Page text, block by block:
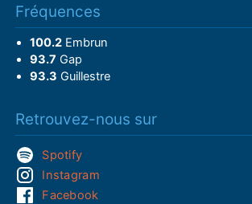
Fréquences
100.2Embrun
93.7 Gap
93.3 Guillestre
Retrouvez-nous sur
Spotify
Instagram
Facebook